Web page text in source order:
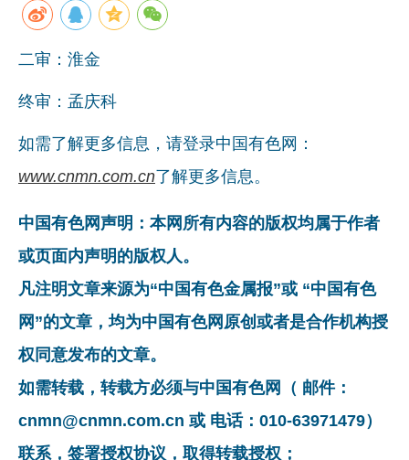
二审：淮金
终审：孟庆科
如需了解更多信息，请登录中国有色网：
www.cnmn.com.cn了解更多信息。
中国有色网声明：本网所有内容的版权均属于作者
或页面内声明的版权人。
凡注明文章来源为“中国有色金属报”或 “中国有色
网”的文章，均为中国有色网原创或者是合作机构授
权同意发布的文章。
如需转载，转载方必须与中国有色网（ 邮件：
cnmn@cnmn.com.cn 或 电话：010-63971479）
联系，签署授权协议，取得转载授权；